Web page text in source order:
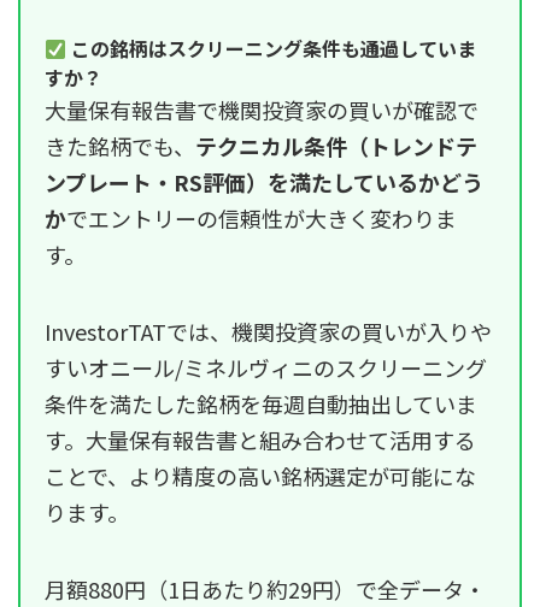
この銘柄はスクリーニング条件も通過していま
すか？
大量保有報告書で機関投資家の買いが確認で
きた銘柄でも、 テクニカル条件（トレンドテ
ンプレート・RS評価）を満たしているかどう
かでエントリーの信頼性が大きく変わりま
す。
InvestorTATでは、機関投資家の買いが入りや
すいオニール/ミネルヴィニのスクリーニング
条件を満たした銘柄を毎週自動抽出していま
す。大量保有報告書と組み合わせて活用する
ことで、より精度の高い銘柄選定が可能にな
ります。
月額880円（1日あたり約29円）で全データ・